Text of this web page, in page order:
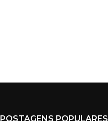
POSTAGENS POPULARES